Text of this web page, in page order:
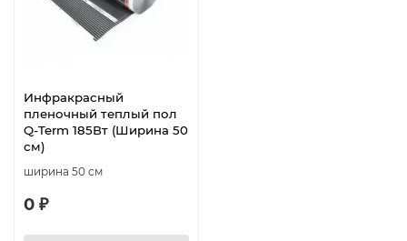
Инфракрасный
пленочный теплый пол
Q-Term 185Вт (Ширина 50
см)
ширина 50 см
0 ₽